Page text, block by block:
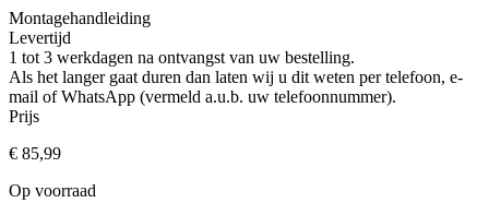
Montagehandleiding
Levertijd
1 tot 3 werkdagen na ontvangst van uw bestelling.
Als het langer gaat duren dan laten wij u dit weten per telefoon, e-
mail of WhatsApp (vermeld a.u.b. uw telefoonnummer).
Prijs
€ 85,99
Op voorraad